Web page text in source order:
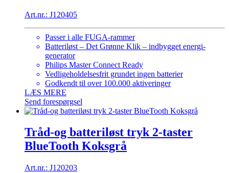
Art.nr.: J120405
Passer i alle FUGA-rammer
Batteriløst – Det Grønne Klik – indbygget energi-
generator
Philips Master Connect Ready
Vedligeholdelsesfrit grundet ingen batterier
Godkendt til over 100.000 aktiveringer
LÆS MERE
Send forespørgsel
Tråd-og batteriløst tryk 2-taster
BlueTooth Koksgrå
Art.nr.: J120203